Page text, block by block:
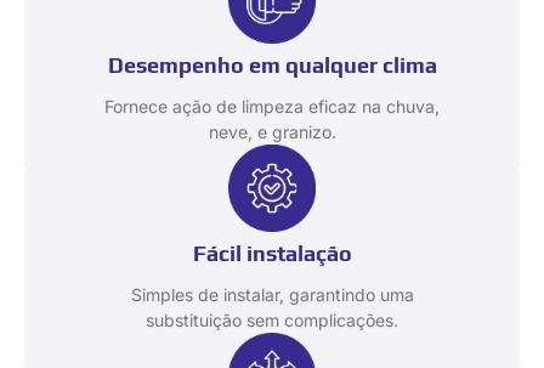
Desempenho em qualquer clima
Fornece ação de limpeza eficaz na chuva,
neve, e granizo.
Fácil instalação
Simples de instalar, garantindo uma
substituição sem complicações.